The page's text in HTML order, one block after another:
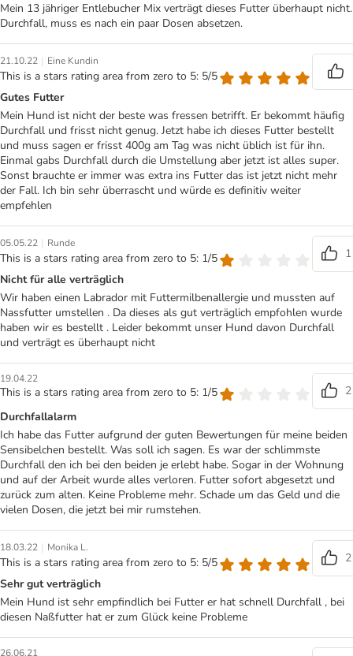
Mein 13 jähriger Entlebucher Mix verträgt dieses Futter überhaupt nicht.
Durchfall, muss es nach ein paar Dosen absetzen.
21.10.22 | Eine Kundin
This is a stars rating area from zero to 5: 5/5
Gutes Futter
Mein Hund ist nicht der beste was fressen betrifft. Er bekommt häufig
Durchfall und frisst nicht genug. Jetzt habe ich dieses Futter bestellt
und muss sagen er frisst 400g am Tag was nicht üblich ist für ihn.
Einmal gabs Durchfall durch die Umstellung aber jetzt ist alles super.
Sonst brauchte er immer was extra ins Futter das ist jetzt nicht mehr
der Fall. Ich bin sehr überrascht und würde es definitiv weiter
empfehlen
05.05.22 | Runde
This is a stars rating area from zero to 5: 1/5
1
Nicht für alle verträglich
Wir haben einen Labrador mit Futtermilbenallergie und mussten auf
Nassfutter umstellen . Da dieses als gut verträglich empfohlen wurde
haben wir es bestellt . Leider bekommt unser Hund davon Durchfall
und verträgt es überhaupt nicht
19.04.22
This is a stars rating area from zero to 5: 1/5
2
Durchfallalarm
Ich habe das Futter aufgrund der guten Bewertungen für meine beiden
Sensibelchen bestellt. Was soll ich sagen. Es war der schlimmste
Durchfall den ich bei den beiden je erlebt habe. Sogar in der Wohnung
und auf der Arbeit wurde alles verloren. Futter sofort abgesetzt und
zurück zum alten. Keine Probleme mehr. Schade um das Geld und die
vielen Dosen, die jetzt bei mir rumstehen.
18.03.22 | Monika L.
This is a stars rating area from zero to 5: 5/5
2
Sehr gut verträglich
Mein Hund ist sehr empfindlich bei Futter er hat schnell Durchfall , bei
diesen Naßfutter hat er zum Glück keine Probleme
26.06.21